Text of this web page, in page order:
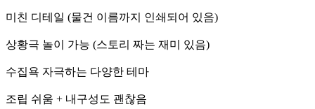
미친 디테일 (물건 이름까지 인쇄되어 있음)
상황극 놀이 가능 (스토리 짜는 재미 있음)
수집욕 자극하는 다양한 테마
조립 쉬움 + 내구성도 괜찮음